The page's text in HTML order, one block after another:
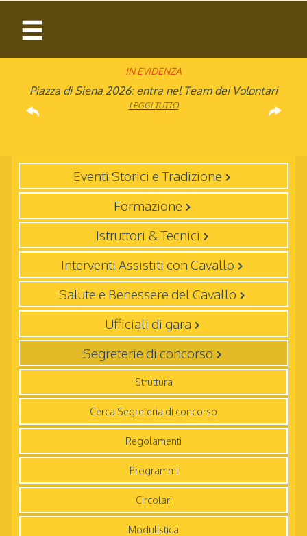
IN EVIDENZA
Piazza di Siena 2026: entra nel Team dei Volontari
LEGGI TUTTO
Atleta di Interesse Nazionale: ecco i requisiti per il
2026
Visita di idoneità per cavalli atleti
LEGGI TUTTO
Rinvio applicazione Iva al 2036: Decreto pubblicato
in Gazzetta Ufficiale
FISE: aperta la Campagna affiliazione 2026
LEGGI TUTTO
Natale con la FISE: al via la nona edizione
dell’iniziativa solidale della Federazione Italiana
Studente Atleta di alto livello: pubblicato il bando
per l’anno scolastico 2025/2026
Visita veterinaria annuale
LEGGI TUTTO
Eventi Storici e Tradizione
Formazione
Istruttori & Tecnici
Interventi Assistiti con Cavallo
Salute e Benessere del Cavallo
Ufficiali di gara
Segreterie di concorso
Struttura
Cerca Segreteria di concorso
Regolamenti
Programmi
Circolari
Modulistica